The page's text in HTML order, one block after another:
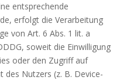
entsprechende
erfolgt die Verarbeitung
von Art. 6 Abs. 1 lit. a
soweit die Einwilligung
oder den Zugriff auf
Nutzers (z. B. Device-